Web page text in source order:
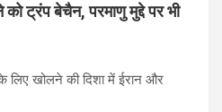
ट्रंप बेचैन, परमाणु मुद्दे पर भी
लिए खोलने की दिशा में ईरान और